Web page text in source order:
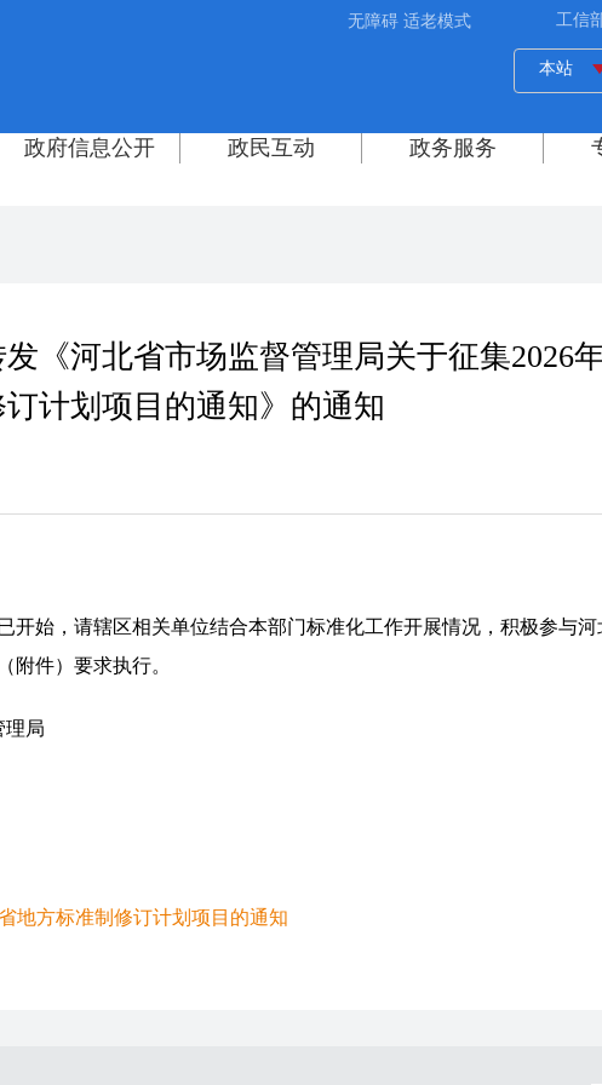
无障碍 适老模式
《河北省市场监督管理局关于征集2026
订计划项目的通知》的通知
始，请辖区相关单位结合本部门标准化工作开展情况，积极参与河
附件）要求执行。
局
地方标准制修订计划项目的通知